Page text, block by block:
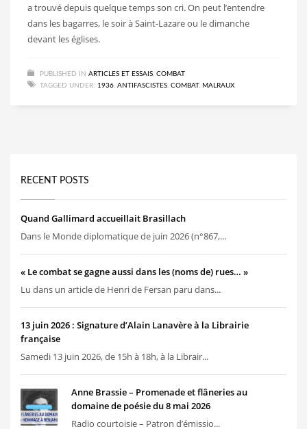
a trouvé depuis quelque temps son cri. On peut l’entendre
dans les bagarres, le soir à Saint-Lazare ou le dimanche
devant les églises.
PUBLISHED IN ARTICLES ET ESSAIS COMBAT
TAGGED UNDER: 1936 ANTIFASCISTES COMBAT, MALRAUX
RECENT POSTS
Quand Gallimard accueillait Brasillach
Dans le Monde diplomatique de juin 2026 (n°867,...
« Le combat se gagne aussi dans les (noms de) rues… »
Lu dans un article de Henri de Fersan paru dans...
13 juin 2026 : Signature d’Alain Lanavère à la Librairie
française
Samedi 13 juin 2026, de 15h à 18h, à la Librair...
Anne Brassie – Promenade et flâneries au
domaine de poésie du 8 mai 2026
Radio courtoisie – Patron d’émissio...